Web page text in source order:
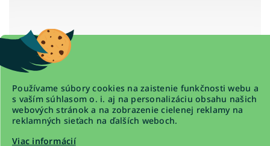
Používame súbory cookies na zaistenie funkčnosti webu a
s vaším súhlasom o. i. aj na personalizáciu obsahu našich
webových stránok a na zobrazenie cielenej reklamy na
reklamných sieťach na ďalších weboch.
Viac informácií
Copyright 2026
www.detskapostel.com
. Všetky práva vyhradené.
Upraviť nastavenie cookies